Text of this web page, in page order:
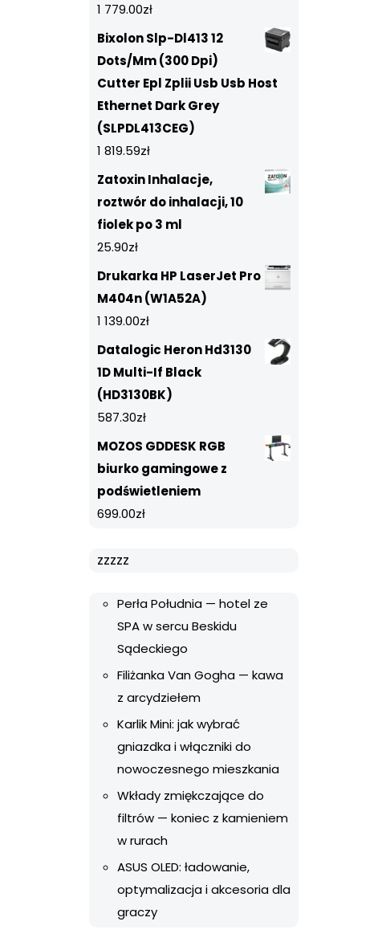
1 779.00zł
Bixolon Slp-Dl413 12
Dots/Mm (300 Dpi)
Cutter Epl Zplii Usb Usb Host
Ethernet Dark Grey
(SLPDL413CEG)
1 819.59zł
Zatoxin Inhalacje,
roztwór do inhalacji, 10
fiolek po 3 ml
25.90zł
Drukarka HP LaserJet Pro
M404n (W1A52A)
1 139.00zł
Datalogic Heron Hd3130
1D Multi-If Black
(HD3130BK)
587.30zł
MOZOS GDDESK RGB
biurko gamingowe z
podświetleniem
699.00zł
zzzzz
Perła Południa — hotel ze
SPA w sercu Beskidu
Sądeckiego
Filiżanka Van Gogha — kawa
z arcydziełem
Karlik Mini: jak wybrać
gniazdka i włączniki do
nowoczesnego mieszkania
Wkłady zmiękczające do
filtrów — koniec z kamieniem
w rurach
ASUS OLED: ładowanie,
optymalizacja i akcesoria dla
graczy